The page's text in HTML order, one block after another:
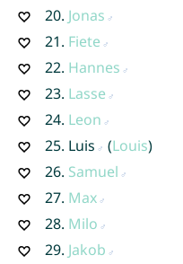
20. Jonas
21. Fiete
22. Hannes
23. Lasse
24. Leon
25. Luis (Louis)
26. Samuel
27. Max
28. Milo
29. Jakob